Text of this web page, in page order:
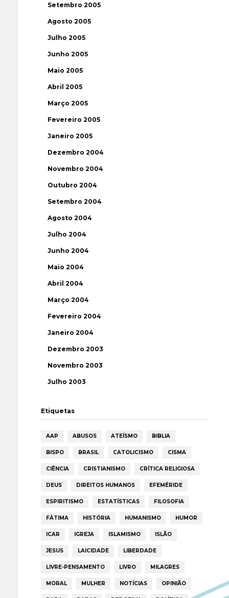
Setembro 2005
Agosto 2005
Julho 2005
Junho 2005
Maio 2005
Abril 2005
Março 2005
Fevereiro 2005
Janeiro 2005
Dezembro 2004
Novembro 2004
Outubro 2004
Setembro 2004
Agosto 2004
Julho 2004
Junho 2004
Maio 2004
Abril 2004
Março 2004
Fevereiro 2004
Janeiro 2004
Dezembro 2003
Novembro 2003
Julho 2003
Etiquetas
AAP ABUSOS ATEÍSMO BIBLIA
BISPO BRASIL CATOLICISMO CISMA
CIÊNCIA CRISTIANISMO CRÍTICA RELIGIOSA
DEUS DIREITOS HUMANOS EFEMÉRIDE
ESPIRITISMO ESTATÍSTICAS FILOSOFIA
FÁTIMA HISTÓRIA HUMANISMO HUMOR
ICAR IGREJA ISLAMISMO ISLÃO
JESUS LAICIDADE LIBERDADE
LIVRE-PENSAMENTO LIVRO MILAGRES
MORAL MULHER NOTÍCIAS OPINIÃO